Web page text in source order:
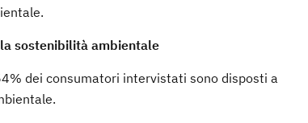
sostenibilità ambientale
dei consumatori intervistati sono disposti a